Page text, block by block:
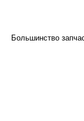
Большинство